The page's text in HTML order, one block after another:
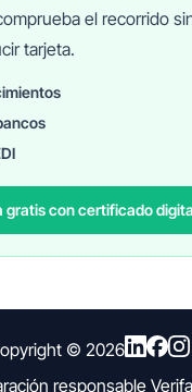
el recorrido
tarjeta.
gratis con certificado
© 2026
responsable
sobre FinanEDI